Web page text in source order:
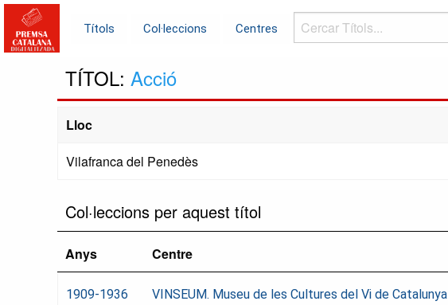
Títols Col·leccions Centres
Cercar
Títols...
TÍTOL: Acció
Lloc
Vilafranca del Penedès
Col·leccions per aquest títol
Anys Centre
1909-1936 VINSEUM. Museu de les Cultures del Vi de Catalunya